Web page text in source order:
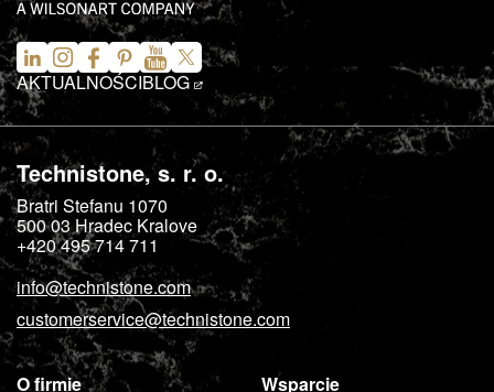
AKTUALNOŚCIBLOG
Technistone, s. r. o.
Bratri Stefanu 1070
500 03Hradec Kralove
+420 495 714 711
info@technistone.com
customerservice@technistone.com
O firmie Wsparcie